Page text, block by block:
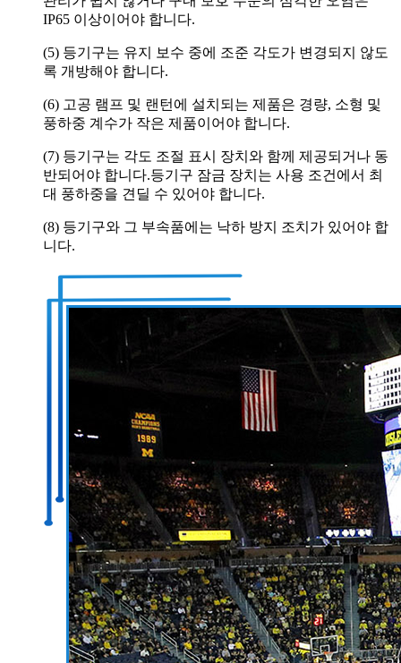
IP65 이상이어야 합니다.
(5) 등기구는 유지 보수 중에 조준 각도가 변경되지 않도
록 개방해야 합니다.
(6) 고공 램프 및 랜턴에 설치되는 제품은 경량, 소형 및
풍하중 계수가 작은 제품이어야 합니다.
(7) 등기구는 각도 조절 표시 장치와 함께 제공되거나 동
반되어야 합니다.등기구 잠금 장치는 사용 조건에서 최
대 풍하중을 견딜 수 있어야 합니다.
(8) 등기구와 그 부속품에는 낙하 방지 조치가 있어야 합
니다.